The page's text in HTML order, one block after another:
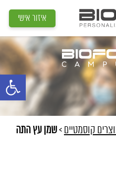
פתח סרגל
איזור אישי
קוסמטיים >שמן עץ התה